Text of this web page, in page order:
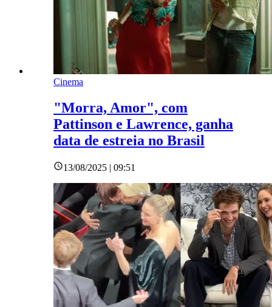
Cinema
"Morra, Amor", com
Pattinson e Lawrence, ganha
data de estreia no Brasil
13/08/2025 | 09:51